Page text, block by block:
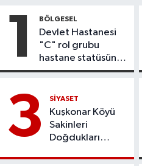
1 BÖLGESEL
Devlet Hastanesi
"C" rol grubu
hastane statüsüne
yükseltildi
3 SİYASET
Kuşkonar Köyü
Sakinleri
Doğdukları